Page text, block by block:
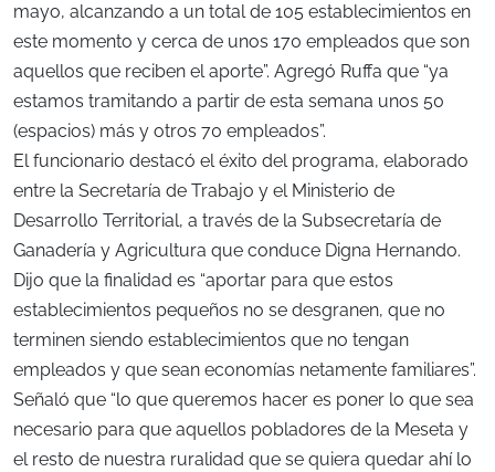
mayo, alcanzando a un total de 105 establecimientos en
este momento y cerca de unos 170 empleados que son
aquellos que reciben el aporte”. Agregó Ruffa que “ya
estamos tramitando a partir de esta semana unos 50
(espacios) más y otros 70 empleados”.
El funcionario destacó el éxito del programa, elaborado
entre la Secretaría de Trabajo y el Ministerio de
Desarrollo Territorial, a través de la Subsecretaría de
Ganadería y Agricultura que conduce Digna Hernando.
Dijo que la finalidad es “aportar para que estos
establecimientos pequeños no se desgranen, que no
terminen siendo establecimientos que no tengan
empleados y que sean economías netamente familiares”.
Señaló que “lo que queremos hacer es poner lo que sea
necesario para que aquellos pobladores de la Meseta y
el resto de nuestra ruralidad que se quiera quedar ahí lo